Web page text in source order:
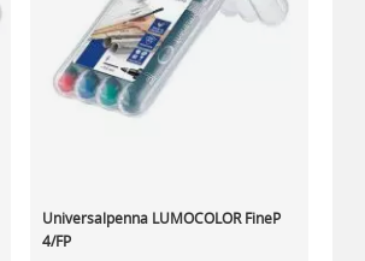
Universalpenna LUMOCOLOR FineP
4/FP